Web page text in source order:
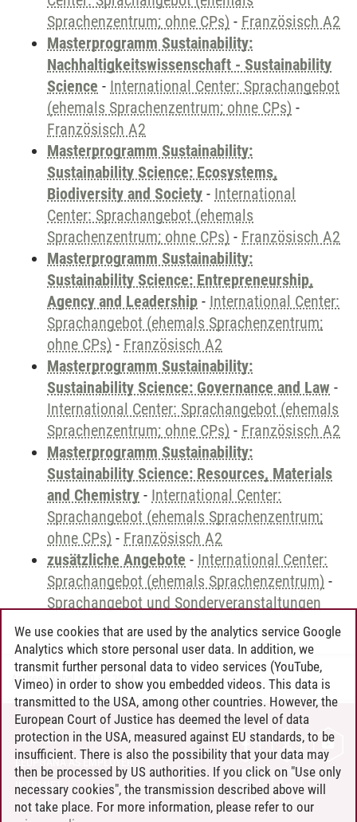
Sprachenzentrum; ohne CPs) - Französisch A2
Masterprogramm Sustainability:
Nachhaltigkeitswissenschaft - Sustainability
Science - International Center: Sprachangebot
(ehemals Sprachenzentrum; ohne CPs) -
Französisch A2
Masterprogramm Sustainability:
Sustainability Science: Ecosystems,
Biodiversity and Society - International
Center: Sprachangebot (ehemals
Sprachenzentrum; ohne CPs) - Französisch A2
Masterprogramm Sustainability:
Sustainability Science: Entrepreneurship,
Agency and Leadership - International Center:
Sprachangebot (ehemals Sprachenzentrum;
ohne CPs) - Französisch A2
Masterprogramm Sustainability:
Sustainability Science: Governance and Law -
International Center: Sprachangebot (ehemals
Sprachenzentrum; ohne CPs) - Französisch A2
Masterprogramm Sustainability:
Sustainability Science: Resources, Materials
and Chemistry - International Center:
Sprachangebot (ehemals Sprachenzentrum;
ohne CPs) - Französisch A2
zusätzliche Angebote - International Center:
Sprachangebot (ehemals Sprachenzentrum) -
Sprachangebot und Sonderveranstaltungen
Andreea Tribel 30.06.2024
CONTACT
LEUPHANA AS EMPLOYER
INTRANET
SITE NOTICE
We use cookies that are used by the analytics service Google
Analytics which store personal user data. In addition, we
transmit further personal data to video services (YouTube,
Vimeo) in order to show you embedded videos. This data is
transmitted to the USA, among other countries. However, the
European Court of Justice has deemed the level of data
protection in the USA, measured against EU standards, to be
insufficient. There is also the possibility that your data may
then be processed by US authorities. If you click on "Use only
necessary cookies", the transmission described above will
not take place. For more information, please refer to our